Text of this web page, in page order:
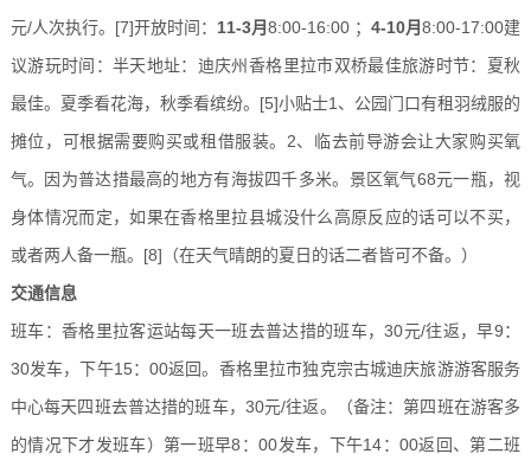
元/人次执行。 [7]开放时间： 11-3月8:00-16:00 ；4-10月8:00-17:00建
议游玩时间：半天地址：迪庆州香格里拉市双桥最佳旅游时节：夏秋
最佳。夏季看花海，秋季看缤纷。 [5]小贴士1、公园门口有租羽绒服的
摊位，可根据需要购买或租借服装。2、临去前导游会让大家购买氧
气。因为普达措最高的地方有海拔四千多米。景区氧气68元一瓶，视
身体情况而定，如果在香格里拉县城没什么高原反应的话可以不买，
或者两人备一瓶。 [8] （在天气晴朗的夏日的话二者皆可不备。）
交通信息
班车：香格里拉客运站每天一班去普达措的班车，30元/往返，早9：
30发车，下午15：00返回。香格里拉市独克宗古城迪庆旅游游客服务
中心每天四班去普达措的班车，30元/往返。（备注：第四班在游客多
的情况下才发班车）第一班早8：00发车，下午14：00返回、第二班